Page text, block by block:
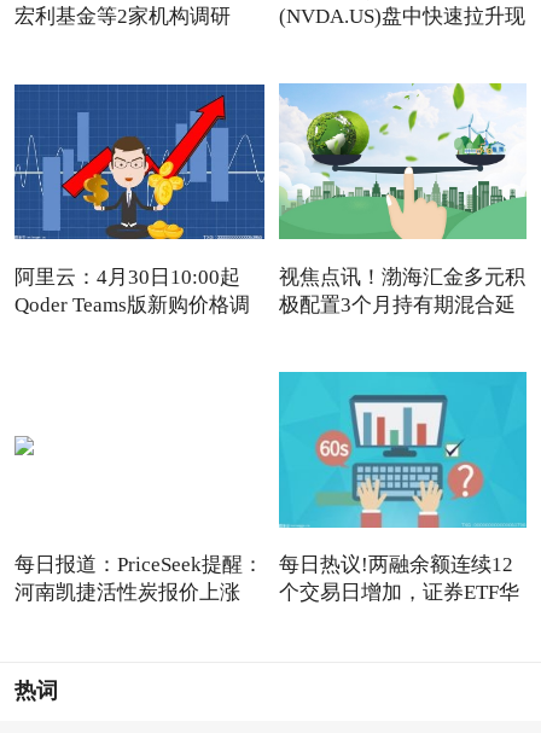
宏利基金等2家机构调研
(NVDA.US)盘中快速拉升现
阿里云：4月30日10:00起
Qoder Teams版新购价格调
视焦点讯！渤海汇金多元积
极配置3个月持有期混合延
每日报道：PriceSeek提醒：
河南凯捷活性炭报价上涨
每日热议!两融余额连续12
个交易日增加，证券ETF华
热词